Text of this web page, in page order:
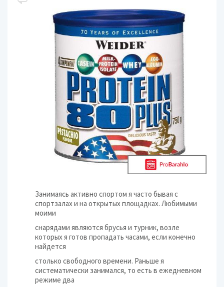
Занимаясь активно спортом я часто бывая с
спортзалах и на открытых площадках. Любимыми
моими
снарядами являются брусья и турник, возле
которых я готов пропадать часами, если конечно
найдется
столько свободного времени. Раньше я
систематически занимался, то есть в ежедневном
режиме два